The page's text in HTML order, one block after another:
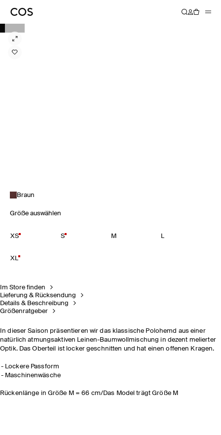
Braun
Größe auswählen
XS S M L
XL
Im Store finden
Lieferung & Rücksendung
Details & Beschreibung
Größenratgeber
In dieser Saison präsentieren wir das klassische Polohemd aus einer
natürlich atmungsaktiven Leinen-Baumwollmischung in dezent melierter
Optik. Das Oberteil ist locker geschnitten und hat einen offenen Kragen.
Lockere Passform
Maschinenwäsche
Rückenlänge in Größe M = 66 cm/Das Model trägt Größe M